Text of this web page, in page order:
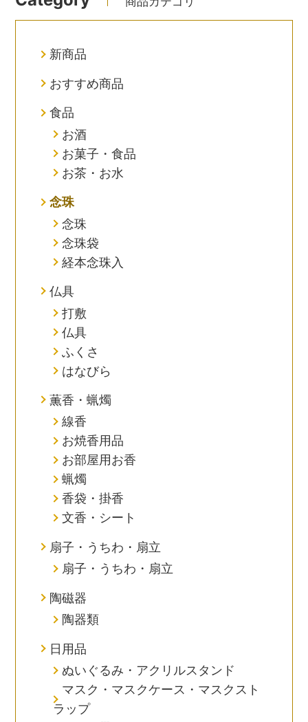
新商品
おすすめ商品
食品
お酒
お菓子・食品
お茶・お水
念珠
念珠
念珠袋
経本念珠入
仏具
打敷
仏具
ふくさ
はなびら
薫香・蝋燭
線香
お焼香用品
お部屋用お香
蝋燭
香袋・掛香
文香・シート
扇子・うちわ・扇立
扇子・うちわ・扇立
陶磁器
陶器類
日用品
ぬいぐるみ・アクリルスタンド
マスク・マスクケース・マスクスト
ラップ